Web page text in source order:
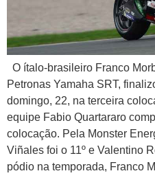
O ítalo-brasileiro Franco
Petronas Yamaha SRT,
domingo, 22, na terceira
equipe Fabio Quartararo
colocação. Pela Monster
Viñales foi o 11º e Valentino
pódio na temporada, Franco